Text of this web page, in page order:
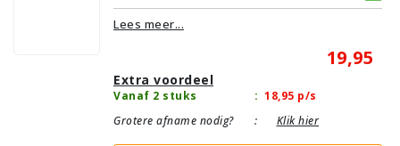
Lees meer...
19,95
Extra voordeel
Vanaf 2 stuks : 18,95 p/s
Grotere afname nodig?
: Klik hier